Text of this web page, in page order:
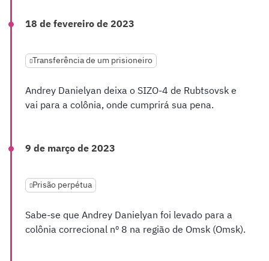
18 de fevereiro de 2023
Transferência de um prisioneiro
Andrey Danielyan deixa o SIZO-4 de Rubtsovsk e
vai para a colônia, onde cumprirá sua pena.
9 de março de 2023
Prisão perpétua
Sabe-se que Andrey Danielyan foi levado para a
colônia correcional nº 8 na região de Omsk (Omsk).